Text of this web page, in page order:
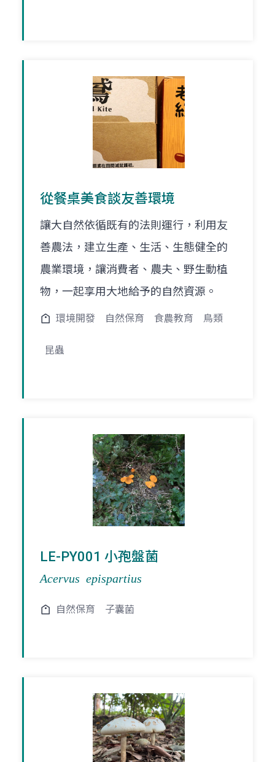
從餐桌美食談友善環境
讓大自然依循既有的法則運行，利用友
善農法，建立生產、生活、生態健全的
農業環境，讓消費者、農夫、野生動植
物，一起享用大地給予的自然資源。
環境開發 自然保育 食農教育 鳥類
昆蟲
LE-PY001 小孢盤菌
Acervus epispartius
自然保育 子囊菌